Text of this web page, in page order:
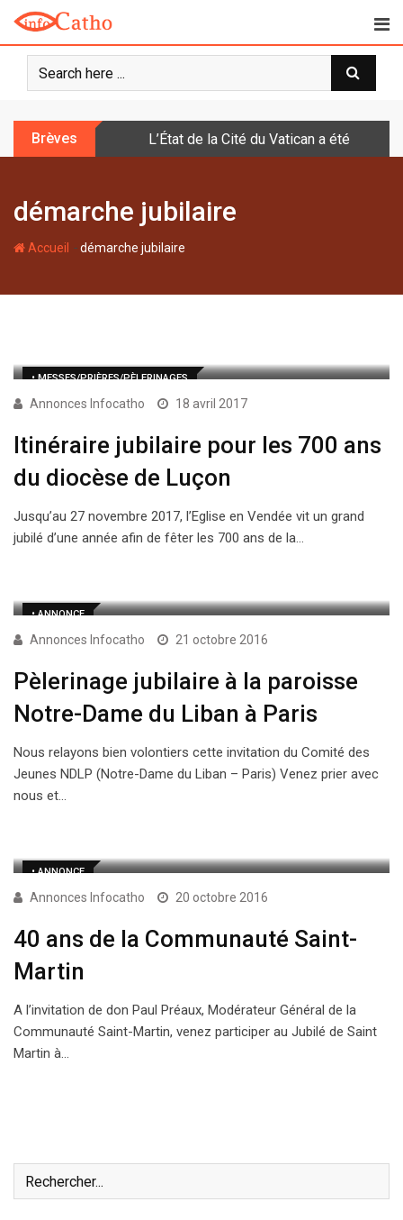
o
Brèves L’État de la Cité du Vatican a été doté
démarche jubilaire
Accueil -démarche jubilaire
• MESSES/PRIÈRES/PÈLERINAGES
Annonces Infocatho 18 avril 2017
Itinéraire jubilaire pour les 700 ans
du diocèse de Luçon
Jusqu’au 27 novembre 2017, l’Eglise en Vendée vit un grand
jubilé d’une année afin de fêter les 700 ans de la…
• ANNONCE
Annonces Infocatho 21 octobre 2016
Pèlerinage jubilaire à la paroisse
Notre-Dame du Liban à Paris
Nous relayons bien volontiers cette invitation du Comité des
Jeunes NDLP (Notre-Dame du Liban – Paris) Venez prier avec
nous et…
• ANNONCE
Annonces Infocatho 20 octobre 2016
40 ans de la Communauté Saint-
Martin
A l’invitation de don Paul Préaux, Modérateur Général de la
Communauté Saint-Martin, venez participer au Jubilé de Saint
Martin à…